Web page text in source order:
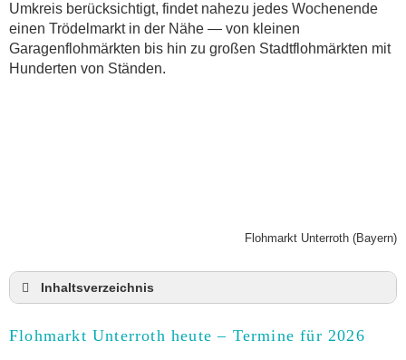
Umkreis berücksichtigt, findet nahezu jedes Wochenende
einen Trödelmarkt in der Nähe — von kleinen
Garagenflohmärkten bis hin zu großen Stadtflohmärkten mit
Hunderten von Ständen.
Flohmarkt Unterroth (Bayern)
Inhaltsverzeichnis
Anmeldung & Standgebühr auf dem Trödelmarkt
Flohmarkt Unterroth heute – Termine für 2026